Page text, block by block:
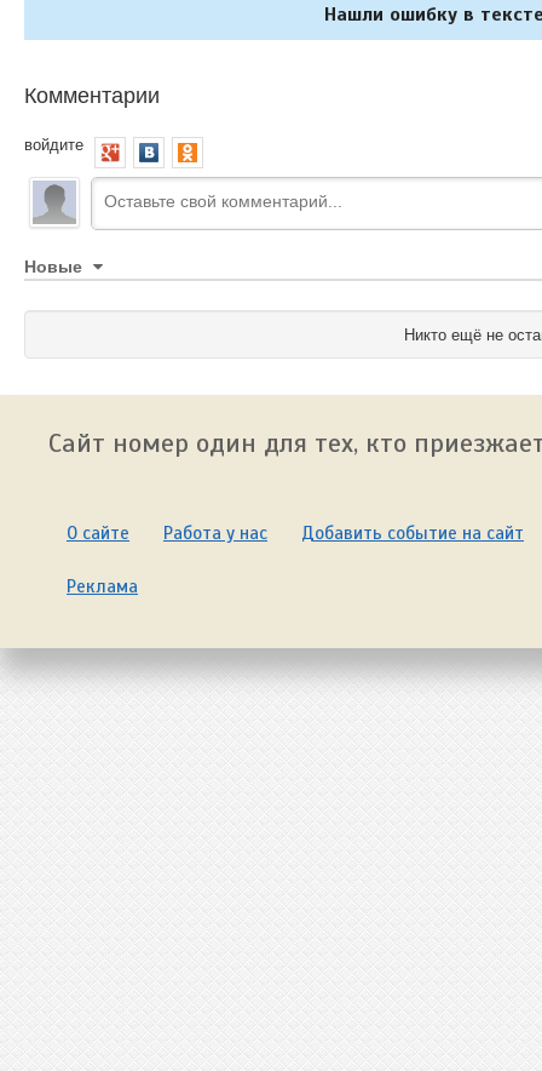
Нашли ошибку в
Комментарии
войдите
Новые
Никто ещё не
Сайт номер один для тех, кто
О сайте Работа у нас Добавить событие на сайт
Реклама